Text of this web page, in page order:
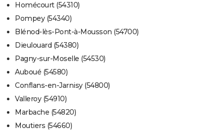
Homécourt (54310)
Pompey (54340)
Blénod-lès-Pont-à-Mousson (54700)
Dieulouard (54380)
Pagny-sur-Moselle (54530)
Auboué (54580)
Conflans-en-Jarnisy (54800)
Valleroy (54910)
Marbache (54820)
Moutiers (54660)